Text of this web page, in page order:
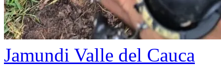
Jamundi Valle del Cauca